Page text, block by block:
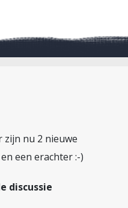
zijn nu 2 nieuwe
een erachter :-)
discussie